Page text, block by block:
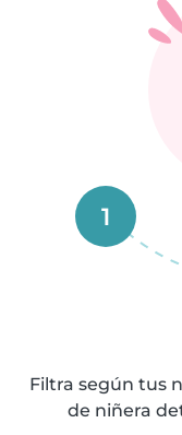
1
Filtra según tus
de niñera